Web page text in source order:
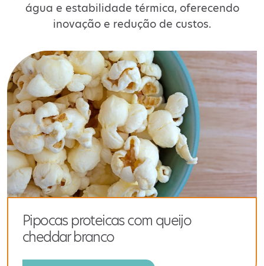
água e estabilidade térmica, oferecendo
inovação e redução de custos.
Pipocas proteicas com queijo
cheddar branco